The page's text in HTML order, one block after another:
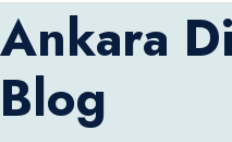
Ankara
Blog